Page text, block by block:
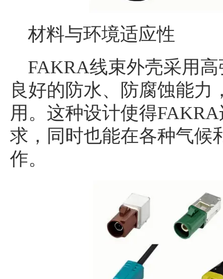
材料与环境适应性
FAKRA线束外壳采用
良好的防水、防腐蚀能力
用。这种设计使得
求，同时也能在各种气候
作。